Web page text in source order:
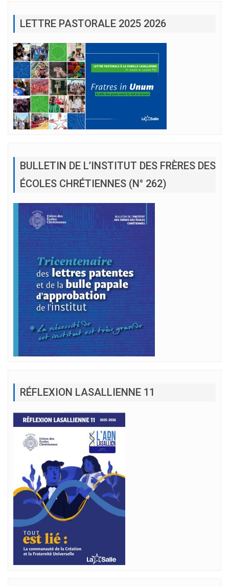
LETTRE PASTORALE 2025 2026
BULLETIN DE L’INSTITUT DES FRÈRES DES
ÉCOLES CHRÉTIENNES (N° 262)
RÉFLEXION LASALLIENNE 11